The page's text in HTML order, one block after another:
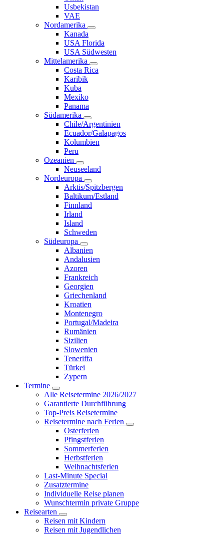
Usbekistan
VAE
Nordamerika
Kanada
USA Florida
USA Südwesten
Mittelamerika
Costa Rica
Karibik
Kuba
Mexiko
Panama
Südamerika
Chile/Argentinien
Ecuador/Galapagos
Kolumbien
Peru
Ozeanien
Neuseeland
Nordeuropa
Arktis/Spitzbergen
Baltikum/Estland
Finnland
Irland
Island
Schweden
Südeuropa
Albanien
Andalusien
Azoren
Frankreich
Georgien
Griechenland
Kroatien
Montenegro
Portugal/Madeira
Rumänien
Sizilien
Slowenien
Teneriffa
Türkei
Zypern
Termine
Alle Reisetermine 2026/2027
Garantierte Durchführung
Top-Preis Reisetermine
Reisetermine nach Ferien
Osterferien
Pfingstferien
Sommerferien
Herbstferien
Weihnachtsferien
Last-Minute Special
Zusatztermine
Individuelle Reise planen
Wunschtermin private Gruppe
Reisearten
Reisen mit Kindern
Reisen mit Jugendlichen